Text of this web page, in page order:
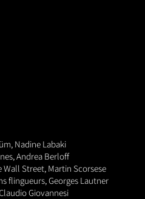
Nadine Labaki
Andrea Berloff
Wall Street, Martin Scorsese
flingueurs, Georges Lautner
Giovannesi